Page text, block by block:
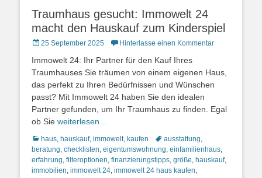
Traumhaus gesucht: Immowelt 24
macht den Hauskauf zum Kinderspiel
Posted
25 September 2025 Hinterlasse einen Kommentar
Immowelt 24: Ihr Partner für den Kauf Ihres
Traumhauses Sie träumen von einem eigenen Haus,
das perfekt zu Ihren Bedürfnissen und Wünschen
passt? Mit Immowelt 24 haben Sie den idealen
Partner gefunden, um Ihr Traumhaus zu finden. Egal
ob Sie weiterlesen…
Kategorien
haus, hauskauf, immowelt, kaufen Schlagworte
ausstattung,
beratung, checklisten, eigentumswohnung, einfamilienhaus,
erfahrung, filteroptionen, finanzierungstipps, größe, hauskauf,
immobilien, immowelt 24, immowelt 24 haus kaufen,